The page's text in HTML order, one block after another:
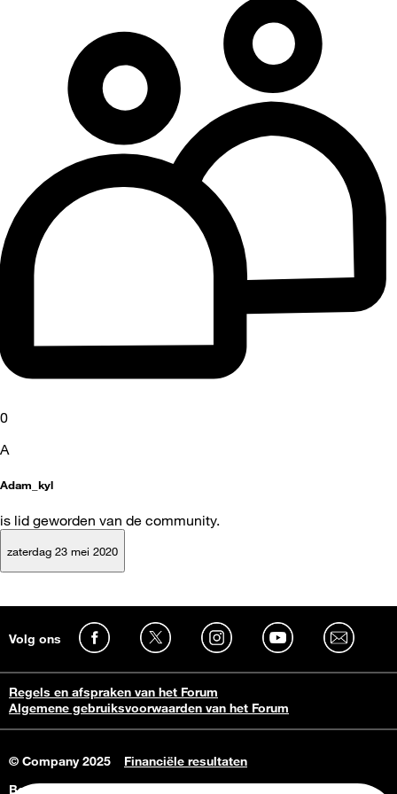
0
A
Adam_kyl
is lid geworden van de community.
zaterdag 23 mei 2020
Volg ons
Regels en afspraken van het Forum
Algemene gebruiksvoorwaarden van het Forum
© Company 2025
Financiële resultaten
Bedrijfsgegevens